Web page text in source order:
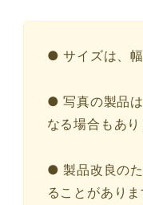
● サイズは、幅
● 写真の製品
なる場合もあり
● 製品改良の
ることがありま